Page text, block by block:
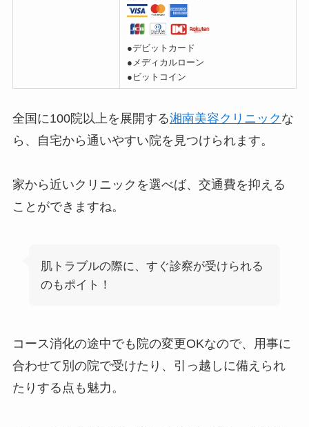
●デビットカード
●メディカルローン
●ビットコイン
全国に100院以上を展開する湘南美容クリニック な
ら、自宅から通いやすい院を見つけられます。
家から近いクリニックを選べば、交通費を抑える
ことができますね。
肌トラブルの際に、すぐ診察が受けられる
のもポイト！
コース消化の途中でも院の変更OKなので、用事に
合わせて別の院で受けたり、引っ越しに備えられ
たりする点も魅力。